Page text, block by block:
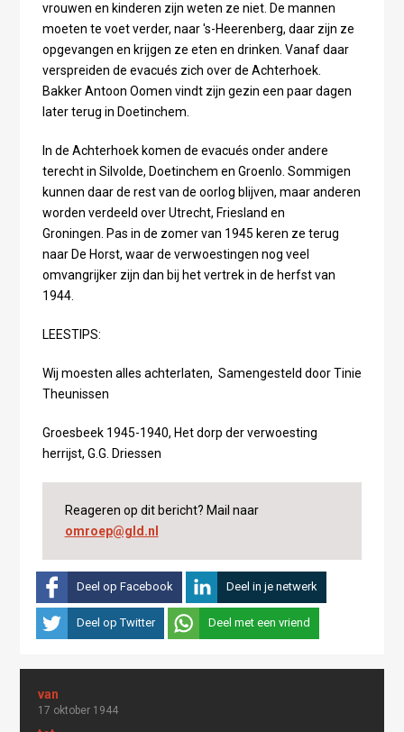
vrouwen en kinderen zijn weten ze niet. De mannen
moeten te voet verder, naar 's-Heerenberg, daar zijn ze
opgevangen en krijgen ze eten en drinken. Vanaf daar
verspreiden de evacués zich over de Achterhoek.
Bakker Antoon Oomen vindt zijn gezin een paar dagen
later terug in Doetinchem.
In de Achterhoek komen de evacués onder andere
terecht in Silvolde, Doetinchem en Groenlo. Sommigen
kunnen daar de rest van de oorlog blijven, maar anderen
worden verdeeld over Utrecht, Friesland en
Groningen. Pas in de zomer van 1945 keren ze terug
naar De Horst, waar de verwoestingen nog veel
omvangrijker zijn dan bij het vertrek in de herfst van
1944.
LEESTIPS:
Wij moesten alles achterlaten, Samengesteld door Tinie
Theunissen
Groesbeek 1945-1940, Het dorp der verwoesting
herrijst, G.G. Driessen
Reageren op dit bericht? Mail naar
omroep@gld.nl
Deel op Facebook Deel in je netwerk
Deel op Twitter Deel met een vriend
17 oktober 1944